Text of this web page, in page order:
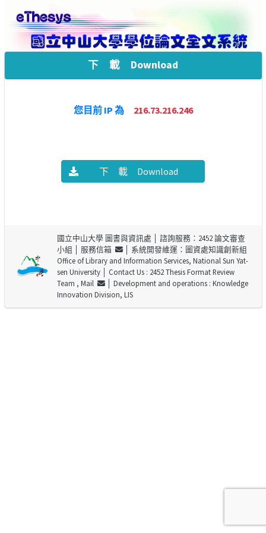
下 載 Download
您目前 IP 為 216.73.216.246
下 載 Download
國立中山大學 圖書與資訊處 │ 諮詢服務：2452 論文審查
小組 │ 服務信箱
│ 系統開發維運：圖資處知識創新組
Office of Library and Information Services, National Sun Yat-
sen University│ Contact Us : 2452 Thesis Format Review
Team , Mail
│ Development and operations : Knowledge
Innovation Division, LIS